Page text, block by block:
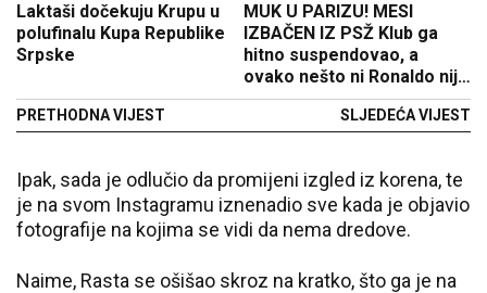
Laktaši dočekuju Krupu u
polufinalu Kupa Republike
Srpske
PRETHODNA VIJEST
MUK U PARIZU! MESI
IZBAČEN IZ PSŽ Klub ga
hitno suspendovao, a
ovako nešto ni Ronaldo nije
uradio (FOTO)
SLJEDEĆA VIJEST
Ipak, sada je odlučio da promijeni izgled iz korena, te
je na svom Instagramu iznenadio sve kada je objavio
fotografije na kojima se vidi da nema dredove.
Naime, Rasta se ošišao skroz na kratko, što ga je na